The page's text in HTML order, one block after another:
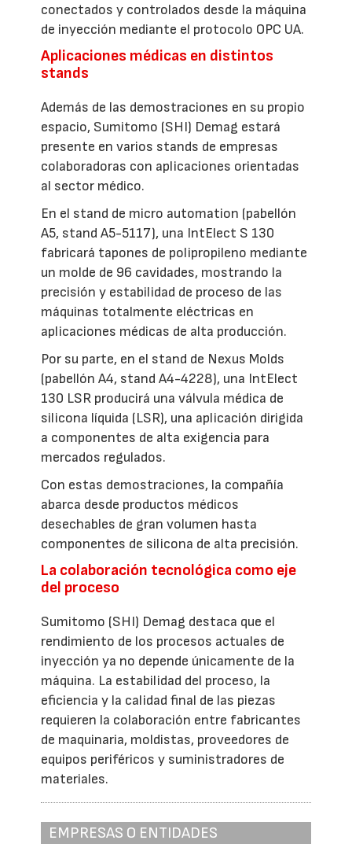
conectados y controlados desde la máquina
de inyección mediante el protocolo OPC UA.
Aplicaciones médicas en distintos
stands
Además de las demostraciones en su propio
espacio, Sumitomo (SHI) Demag estará
presente en varios stands de empresas
colaboradoras con aplicaciones orientadas
al sector médico.
En el stand de micro automation (pabellón
A5, stand A5-5117), una IntElect S 130
fabricará tapones de polipropileno mediante
un molde de 96 cavidades, mostrando la
precisión y estabilidad de proceso de las
máquinas totalmente eléctricas en
aplicaciones médicas de alta producción.
Por su parte, en el stand de Nexus Molds
(pabellón A4, stand A4-4228), una IntElect
130 LSR producirá una válvula médica de
silicona líquida (LSR), una aplicación dirigida
a componentes de alta exigencia para
mercados regulados.
Con estas demostraciones, la compañía
abarca desde productos médicos
desechables de gran volumen hasta
componentes de silicona de alta precisión.
La colaboración tecnológica como eje
del proceso
Sumitomo (SHI) Demag destaca que el
rendimiento de los procesos actuales de
inyección ya no depende únicamente de la
máquina. La estabilidad del proceso, la
eficiencia y la calidad final de las piezas
requieren la colaboración entre fabricantes
de maquinaria, moldistas, proveedores de
equipos periféricos y suministradores de
materiales.
EMPRESAS O ENTIDADES